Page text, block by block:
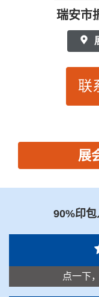
瑞安市
联
展
90%印
点一下